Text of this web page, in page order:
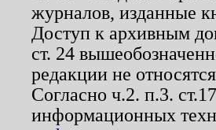
журналов, изданные
Доступ к архивным
ст. 24
редакции не
Согласно ч.2. п.3.
информационных